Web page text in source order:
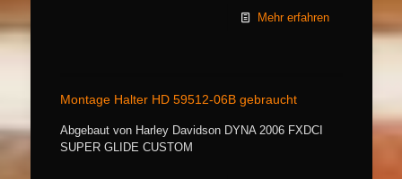
Mehr erfahren
Montage Halter HD 59512-06B gebraucht
Abgebaut von Harley Davidson DYNA 2006 FXDCI
SUPER GLIDE CUSTOM